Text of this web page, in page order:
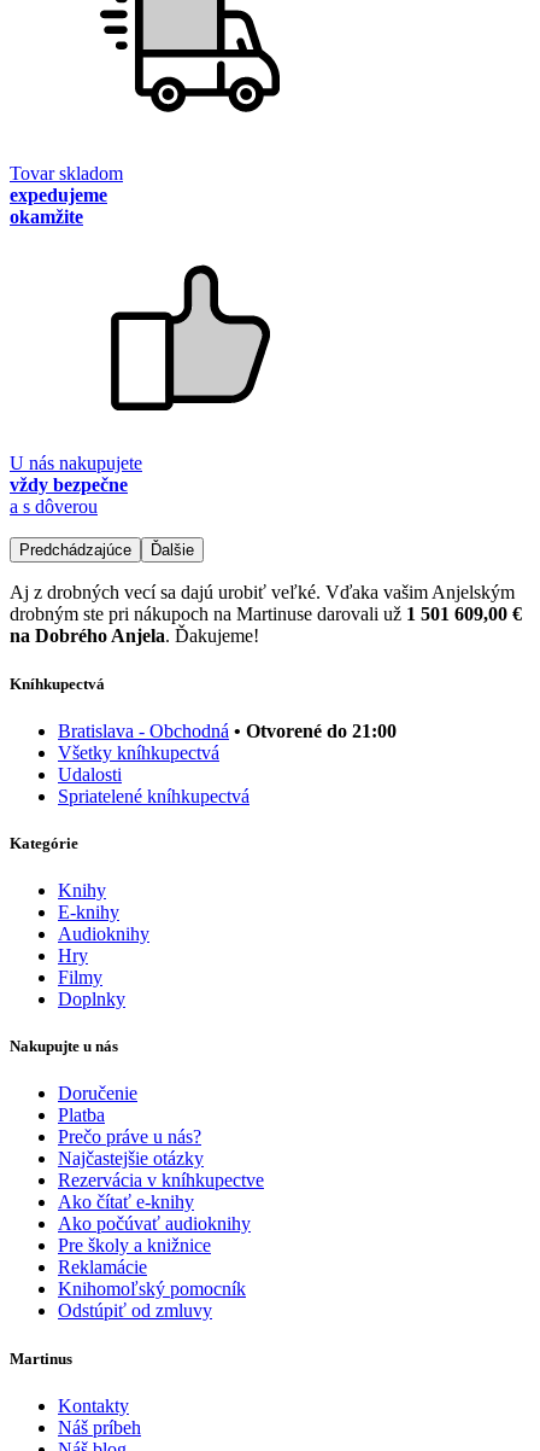
Tovar skladom
expedujeme
okamžite
U nás nakupujete
vždy bezpečne
a s dôverou
Predchádzajúce Ďalšie
Aj z drobných vecí sa dajú urobiť veľké. Vďaka vašim Anjelským
drobným ste pri nákupoch na Martinuse darovali už 1 501 609,00 €
na Dobrého Anjela. Ďakujeme!
Kníhkupectvá
Bratislava - Obchodná • Otvorené do 21:00
Všetky kníhkupectvá
Udalosti
Spriatelené kníhkupectvá
Kategórie
Knihy
E-knihy
Audioknihy
Hry
Filmy
Doplnky
Nakupujte u nás
Doručenie
Platba
Prečo práve u nás?
Najčastejšie otázky
Rezervácia v kníhkupectve
Ako čítať e-knihy
Ako počúvať audioknihy
Pre školy a knižnice
Reklamácie
Knihomoľský pomocník
Odstúpiť od zmluvy
Martinus
Kontakty
Náš príbeh